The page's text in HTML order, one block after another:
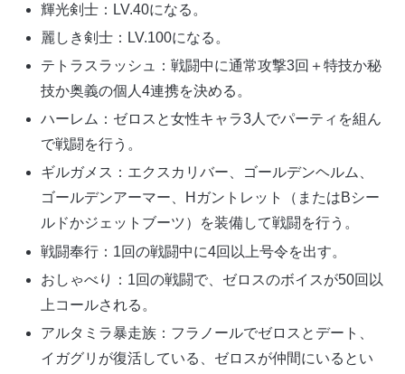
輝光剣士：LV.40になる。
麗しき剣士：LV.100になる。
テトラスラッシュ：戦闘中に通常攻撃3回＋特技か秘
技か奥義の個人4連携を決める。
ハーレム：ゼロスと女性キャラ3人でパーティを組ん
で戦闘を行う。
ギルガメス：エクスカリバー、ゴールデンヘルム、
ゴールデンアーマー、Hガントレット（またはBシー
ルドかジェットブーツ）を装備して戦闘を行う。
戦闘奉行：1回の戦闘中に4回以上号令を出す。
おしゃべり：1回の戦闘で、ゼロスのボイスが50回以
上コールされる。
アルタミラ暴走族：フラノールでゼロスとデート、
イガグリが復活している、ゼロスが仲間にいるとい